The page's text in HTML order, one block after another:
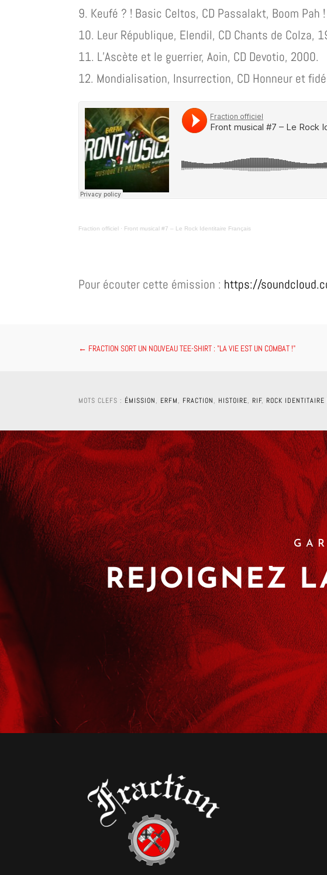
9. Keufé ? ! Basic Celtos, CD Passalakt, Boom Pah
10. Leur République, Elendil, CD Chants de Colza,
11. L’Ascète et le guerrier, Aoin, CD Devotio, 2000.
12. Mondialisation, Insurrection, CD Honneur et
Fraction officiel · Front musical #7 – Le Rock Identitaire Français
Pour écouter cette émission : https://
← FRACTION SORT UN NOUVEAU TEE-SHIRT : "LA VIE EST UN COMBAT !"
MOTS CLEFS : ÉMISSION, ERFM, FRACTION, HISTOIRE,RIF,ROCK IDENTITAIRE
REJOIGNEZ